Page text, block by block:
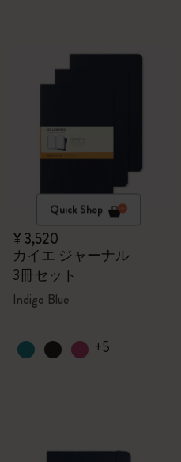
Quick Shop
¥ 3,520
カイエ ジャーナル
3冊セット
Indigo Blue
+5